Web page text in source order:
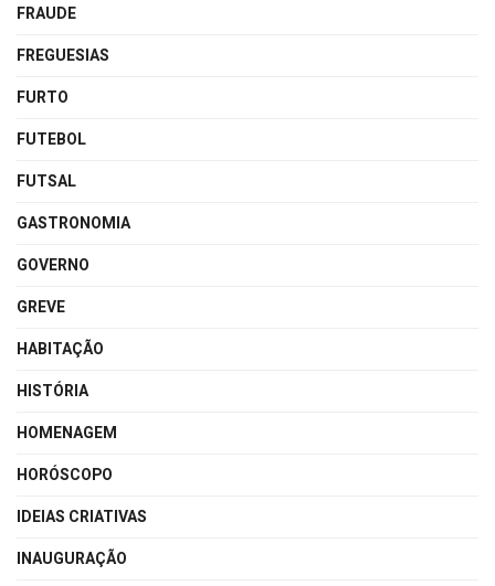
FRAUDE
FREGUESIAS
FURTO
FUTEBOL
FUTSAL
GASTRONOMIA
GOVERNO
GREVE
HABITAÇÃO
HISTÓRIA
HOMENAGEM
HORÓSCOPO
IDEIAS CRIATIVAS
INAUGURAÇÃO